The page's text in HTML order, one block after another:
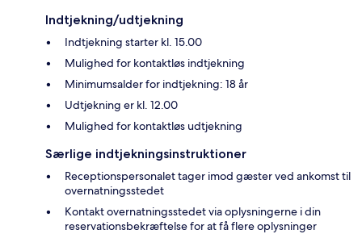
Indtjekning/udtjekning
Indtjekning starter kl. 15.00
Mulighed for kontaktløs indtjekning
Minimumsalder for indtjekning: 18 år
Udtjekning er kl. 12.00
Mulighed for kontaktløs udtjekning
Særlige indtjekningsinstruktioner
Receptionspersonalet tager imod gæster ved ankomst til
overnatningsstedet
Kontakt overnatningsstedet via oplysningerne i din
reservationsbekræftelse for at få flere oplysninger